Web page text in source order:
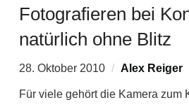
Fotografieren bei
natürlich ohne Blitz
28. Oktober 2010 Alex Reiger
Für viele gehört die Kamera zum